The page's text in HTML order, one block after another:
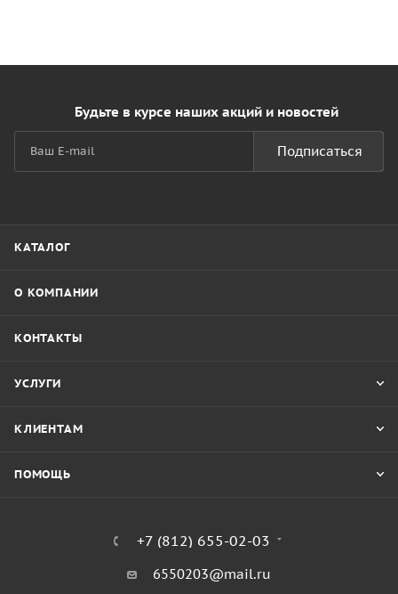
Будьте в курсе наших акций и новостей
Подписаться
КАТАЛОГ
О КОМПАНИИ
КОНТАКТЫ
УСЛУГИ
КЛИЕНТАМ
ПОМОЩЬ
+7 (812) 655-02-03
6550203@mail.ru